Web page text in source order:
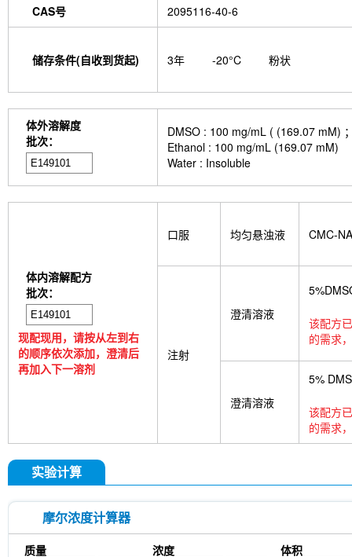
CAS号 2095116-40-6
储存条件(自收到货起) 3年 -20°C 粉状
体外溶解度
批次：
DMSO : 100 mg/mL ( (169.07 mM)
Ethanol : 100 mg/mL (169.07 mM)
Water : Insoluble
体内溶解配方
批次：
现配现用，请按从左到右
的顺序依次添加，澄清后
再加入下一溶剂
口服 均匀悬浊液 CMC-NA
注射
澄清溶液
该配方
的需求
澄清溶液
5%
该配方
的需求
实验计算
摩尔浓度计算器
质量 浓度
体积